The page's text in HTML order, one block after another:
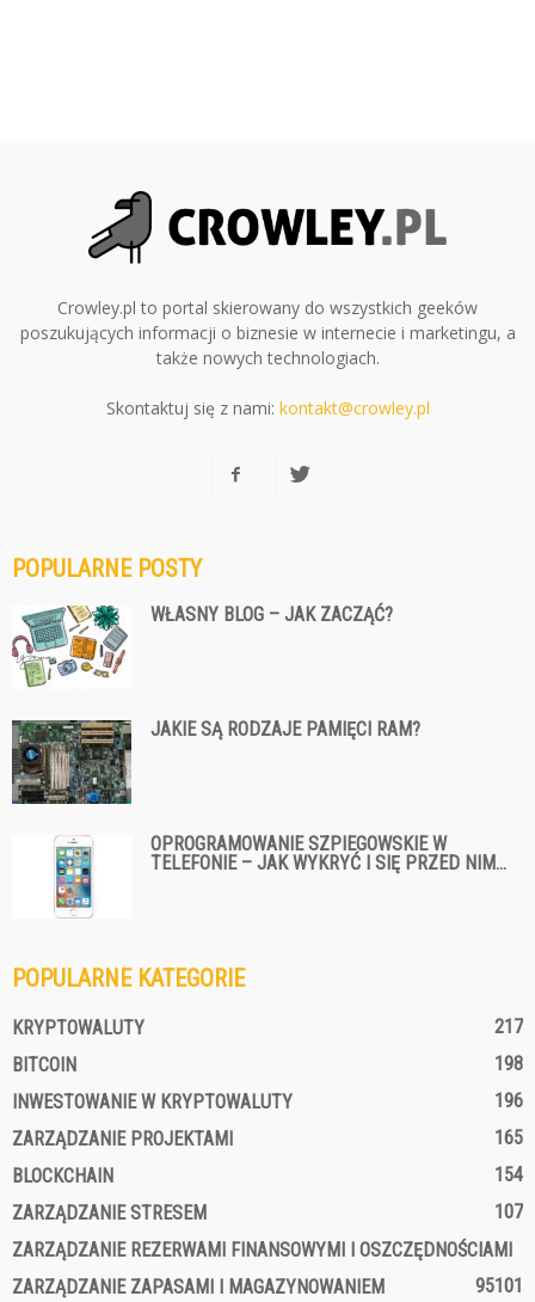
Crowley.pl to portal skierowany do wszystkich geeków
poszukujących informacji o biznesie w internecie i marketingu, a
także nowych technologiach.
Skontaktuj się z nami: kontakt@crowley.pl
POPULARNE POSTY
WŁASNY BLOG – JAK ZACZĄĆ?
JAKIE SĄ RODZAJE PAMIĘCI RAM?
OPROGRAMOWANIE SZPIEGOWSKIE W
TELEFONIE – JAK WYKRYĆ I SIĘ PRZED NIM...
POPULARNE KATEGORIE
KRYPTOWALUTY
217
BITCOIN
198
INWESTOWANIE W KRYPTOWALUTY
196
ZARZĄDZANIE PROJEKTAMI
165
BLOCKCHAIN
154
ZARZĄDZANIE STRESEM
107
ZARZĄDZANIE REZERWAMI FINANSOWYMI I OSZCZĘDNOŚCIAMI
101
ZARZĄDZANIE ZAPASAMI I MAGAZYNOWANIEM 95